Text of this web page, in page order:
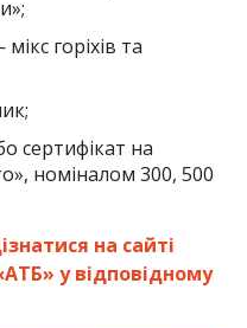
який ти «Знайстер»